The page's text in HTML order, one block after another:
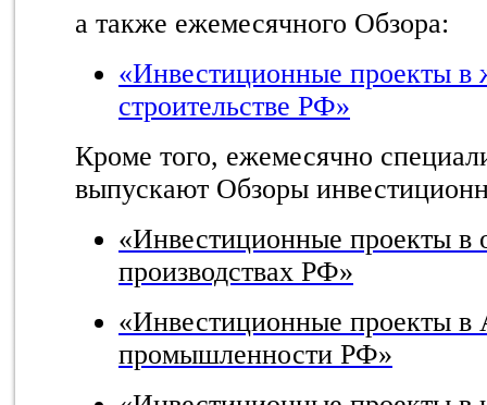
а также ежемесячного Обзора:
«Инвестиционные проекты
строительстве РФ»
Кроме того, ежемесячно
выпускают Обзоры
«Инвестиционные проекты в
производствах РФ»
«Инвестиционные проекты
промышленности РФ»